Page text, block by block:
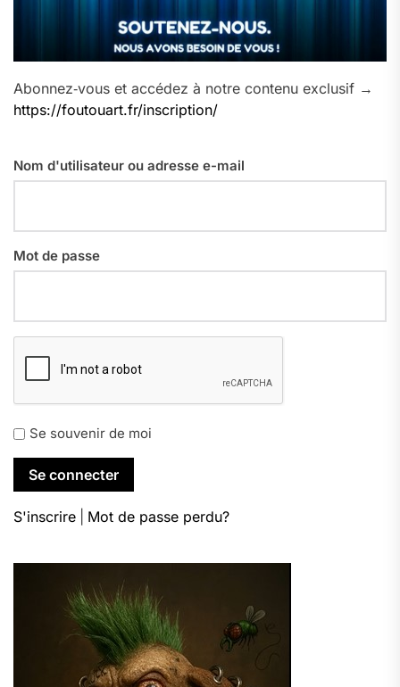
Abonnez‑vous et accédez à notre contenu exclusif →
https://foutouart.fr/inscription/
Nom d'utilisateur ou adresse e-mail
Mot de passe
Se souvenir de moi
S'inscrire Mot de passe perdu?